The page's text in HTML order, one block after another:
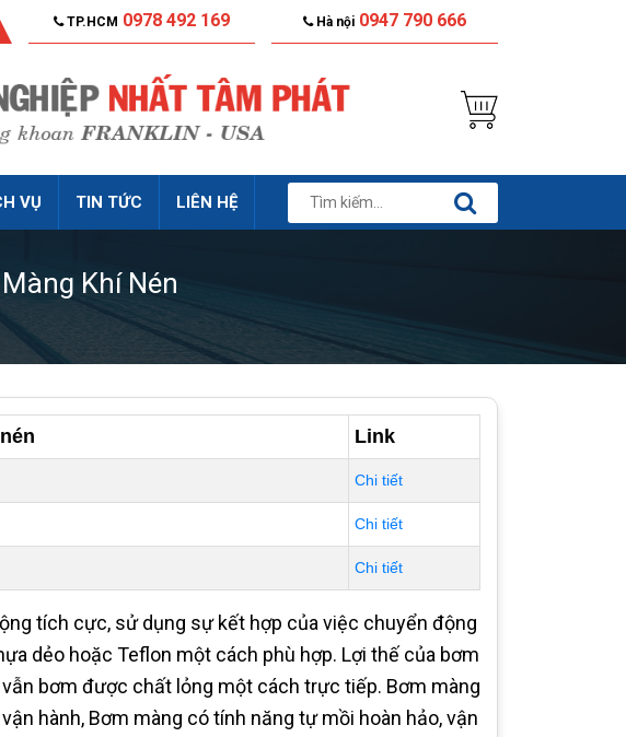
TP.HCM 0978 492 169 Hà nội 0947 790 666
VỤ TIN TỨC LIÊN HỆ
Khí Nén
Link
Chi tiết
Chi tiết
Chi tiết
tích cực, sử dụng sự kết hợp của việc chuyển động
dẻo hoặc Teflon một cách phù hợp. Lợi thế của bơm
bơm được chất lỏng một cách trực tiếp. Bơm màng
hành, Bơm màng có tính năng tự mồi hoàn hảo, vận